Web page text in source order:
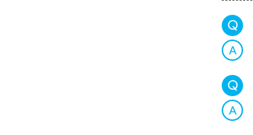
Q
A
Q
A